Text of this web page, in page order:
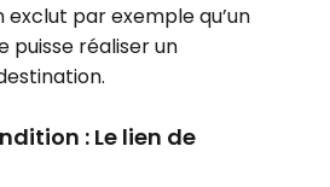
par exemple qu’un
puisse réaliser un
: Le lien de